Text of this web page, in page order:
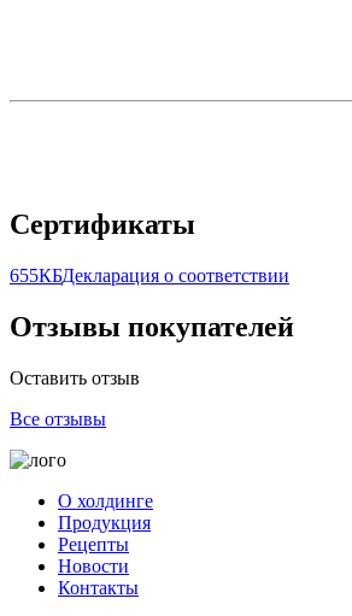
Сертификаты
655КБДекларация о соответствии
Отзывы покупателей
Оставить отзыв
Все отзывы
О холдинге
Продукция
Рецепты
Новости
Контакты